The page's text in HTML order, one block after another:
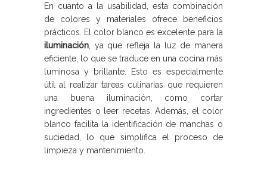
En cuanto a la usabilidad, esta combinación
de colores y materiales ofrece beneficios
prácticos. El color blanco es excelente para la
iluminación , ya que refleja la luz de manera
eficiente, lo que se traduce en una cocina más
luminosa y brillante. Esto es especialmente
útil al realizar tareas culinarias que requieren
una buena iluminación, como cortar
ingredientes o leer recetas. Además, el color
blanco facilita la identificación de manchas o
suciedad, lo que simplifica el proceso de
limpieza y mantenimiento.